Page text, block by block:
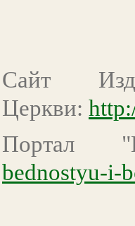
Сайт
Церкви:
Портал
bednostyu-i-